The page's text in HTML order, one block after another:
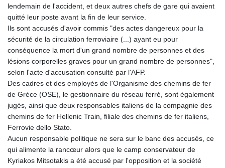
lendemain de l'accident, et deux autres chefs de gare qui avaient
quitté leur poste avant la fin de leur service.
Ils sont accusés d'avoir commis "des actes dangereux pour la
sécurité de la circulation ferroviaire (...) ayant eu pour
conséquence la mort d'un grand nombre de personnes et des
lésions corporelles graves pour un grand nombre de personnes",
selon l'acte d'accusation consulté par l'AFP.
Des cadres et des employés de l'Organisme des chemins de fer
de Grèce (OSE), le gestionnaire du réseau ferré, sont également
jugés, ainsi que deux responsables italiens de la compagnie des
chemins de fer Hellenic Train, filiale des chemins de fer italiens,
Ferrovie dello Stato.
Aucun responsable politique ne sera sur le banc des accusés, ce
qui alimente la rancœur alors que le camp conservateur de
Kyriakos Mitsotakis a été accusé par l'opposition et la société